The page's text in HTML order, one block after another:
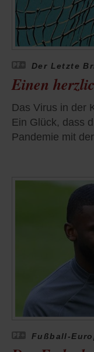
Der Letzte
Einen
Das Virus in der
Ein Glück, dass
Pandemie mit
Fußball-